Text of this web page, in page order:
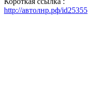
http://автолнр.рф/id25355